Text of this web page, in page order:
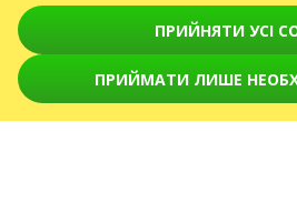
ПРИЙНЯТИ УСІ
ПРИЙМАТИ ЛИШЕ
October 2026 November 2026
СЕРВІСИ